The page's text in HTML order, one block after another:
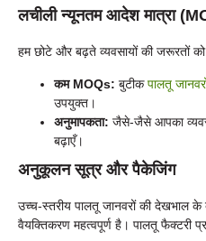
लचीली न्यूनतम आदेश मात्रा
हम छोटे और बढ़ते व्यवसायों की जरूरतों
कम MOQs: बुटीकपालतू
उपयुक्त।
अनुमापकता: जैसे-जैसे आपका
बढ़ाएँ।
अनुकूलन सूत्र और पैकेजिंग
उच्च-स्तरीय पालतू जानवरों की देखभाल
वैयक्तिकरण महत्वपूर्ण है। पालतू फैक्टरी